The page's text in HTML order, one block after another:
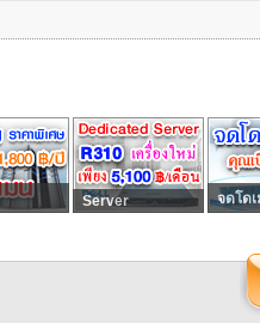
Server จดโด